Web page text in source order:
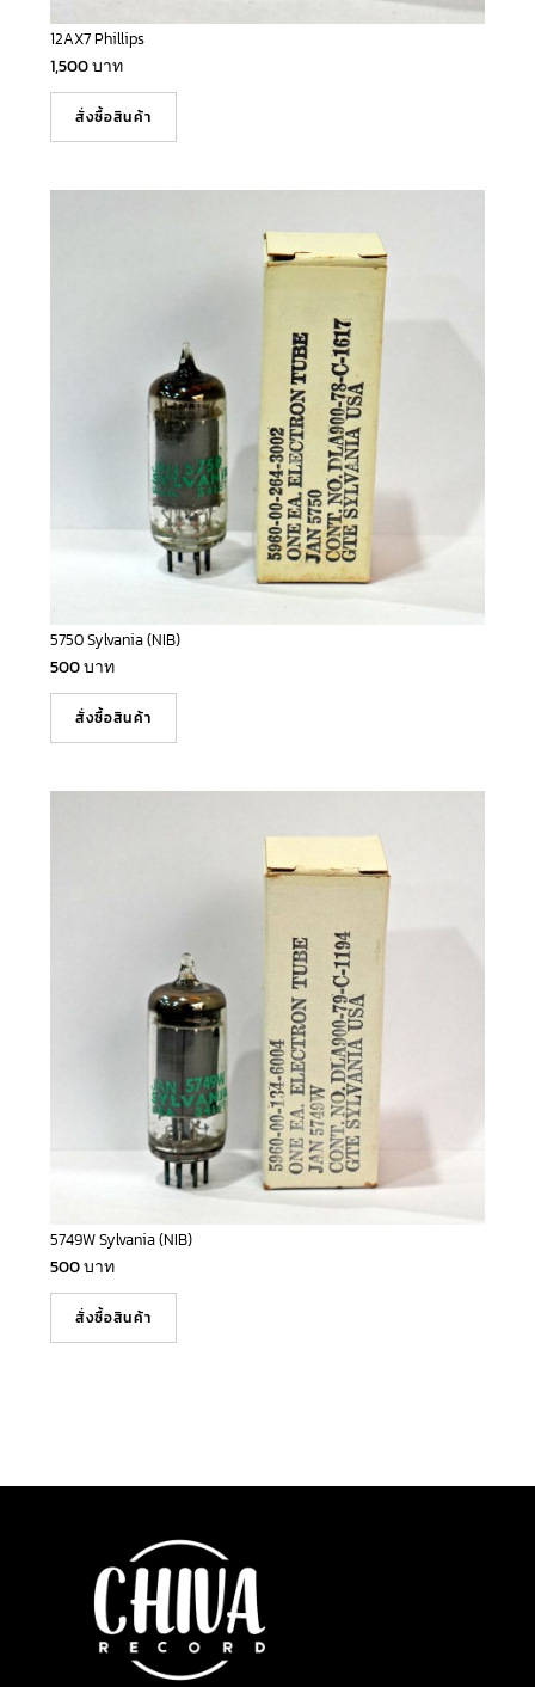
12AX7 Phillips
1,500บาท
สั่งซื้อสินค้า
5750 Sylvania (NIB)
500บาท
สั่งซื้อสินค้า
5749W Sylvania (NIB)
500บาท
สั่งซื้อสินค้า